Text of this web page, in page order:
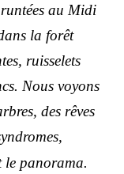
au Midi
la forêt
ruisselets
Nous voyons
des rêves
le panorama.